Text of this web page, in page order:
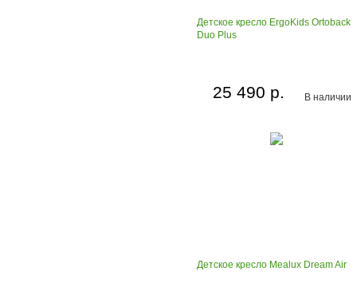
Детское кресло ErgoKids Ortoback
Duo Plus
В наличии
25 490 р.
Детское кресло Mealux Dream Air